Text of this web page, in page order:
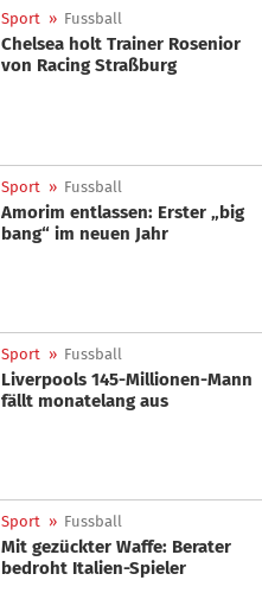
Sport » Fussball
Chelsea holt Trainer Rosenior
von Racing Straßburg
Sport » Fussball
Amorim entlassen: Erster „big
bang“ im neuen Jahr
Sport » Fussball
Liverpools 145-Millionen-Mann
fällt monatelang aus
Sport » Fussball
Mit gezückter Waffe: Berater
bedroht Italien-Spieler